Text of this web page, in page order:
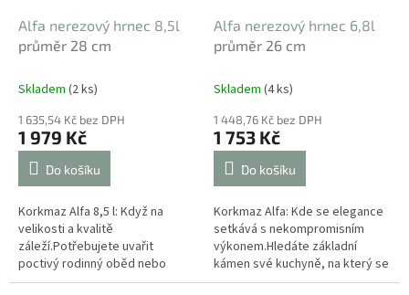
Alfa nerezový hrnec 8,5l
průměr 28 cm
Skladem (2 ks)
1 635,54 Kč bez DPH
1 979 Kč
Do košíku
Korkmaz Alfa 8,5 l: Když na
velikosti a kvalitě
záleží.Potřebujete uvařit
poctivý rodinný oběd nebo
připravit základ pro víkendovou
Alfa nerezový hrnec 6,8l
průměr 26 cm
Skladem (4 ks)
1 448,76 Kč bez DPH
1 753 Kč
Do košíku
Korkmaz Alfa: Kde se elegance
setkává s nekompromisním
výkonem.Hledáte základní
kámen své kuchyně, na který se
můžete spolehnout desítky let?